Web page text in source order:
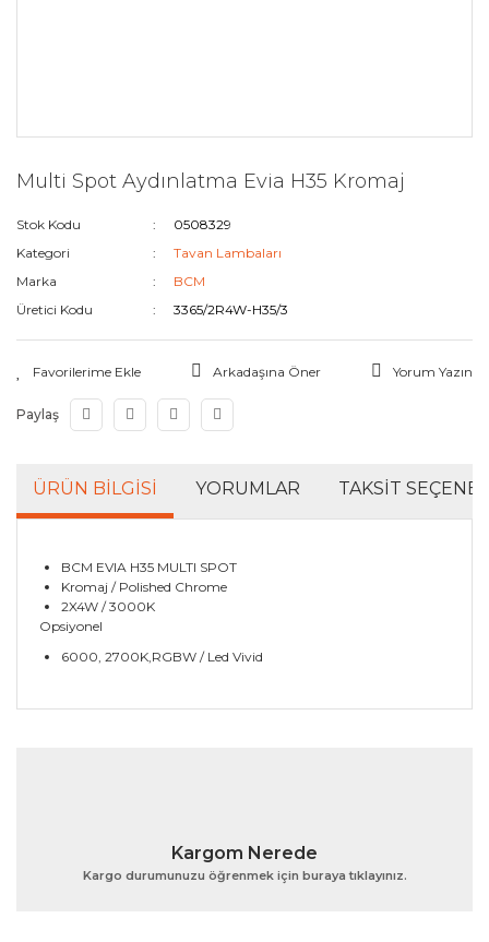
Multi Spot Aydınlatma Evia H35 Kromaj
Stok Kodu
0508329
Kategori
Tavan Lambaları
Marka
BCM
Üretici Kodu
3365/2R4W-H35/3
Arkadaşına Öner Yorum Yazın
Paylaş
ÜRÜN BILGISI YORUMLAR TAKSIT
BCM EVIA H35 MULTI SPOT
Kromaj / Polished Chrome
2X4W / 3000K
Opsiyonel
6000, 2700K,RGBW / Led Vivid
Bu ürünün fiyat bilgisi, resim, ürün açıklamalarında ve
Ürün açıklamasında eksik bilgiler bulunuyor.
Kargom Nerede
Kargo durumunuzu öğrenmek için buraya tıklayınız.